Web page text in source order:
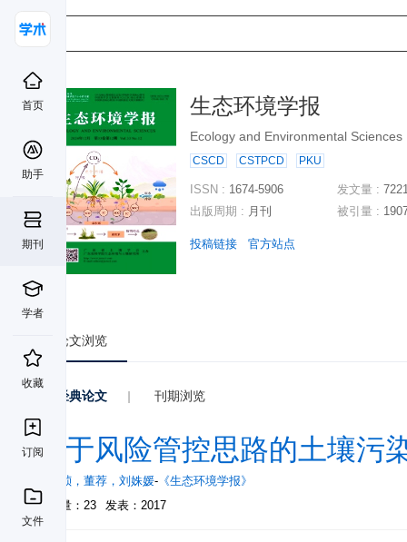
首页
助手
期刊
学者
收藏
订阅
文件
生态环境学报
Ecology and Environmental Sciences
CSCD CSTPCD PKU
ISSN : 1674-5906
出版周期 : 月刊
发文量 :
被引量 :
投稿链接 官方站点
论文浏览
经典论文 | 刊期浏览
基于风险管控思路的土壤污
李云祯 ， 董荐 ， 刘姝媛- 《生态环境学报》
被引量：23
发表：2017